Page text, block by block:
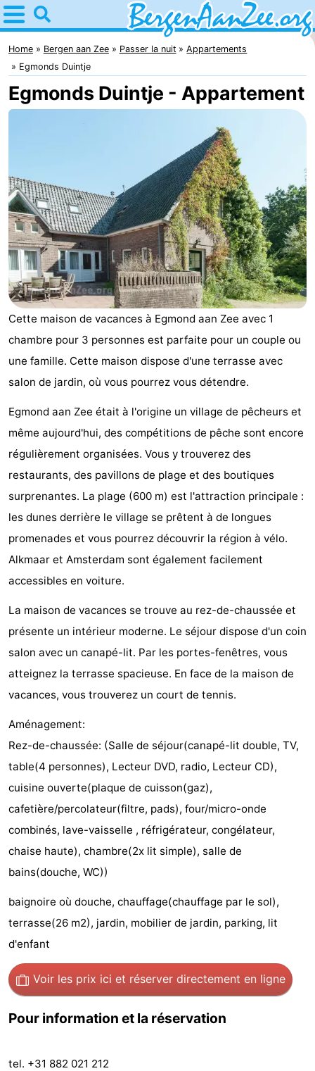
Home
Bergen
aan
Zee
Astuces
Avec
enfants
Dunes
de
Schoorl
Passer
la
nuit
Appartements
-
De
Graaf
van
-
Landgoed
Huize
Campings
Chambre
-
Buiten
Bergen
-
De
Woudhoeve
-
Duinpark
Egmond
-
Duynvallei
-
Koningshof
-
Kustpark
Egmond
aan
-
Molengroet
-
Schoorlse
-
Last
minutes
Plages
Voir
faire
d'intérêt
-
Musées
-
Églises
-
Points
vue
Attractions
Terrains
-
Home Bergen aan Zee Passer la nuit
Appartements
Egmonds Duintje
Egmonds Duintje - Appartement
Cette maison de vacances à Egmond aan Zee avec 1
chambre pour 3 personnes est parfaite pour un couple ou
une famille. Cette maison dispose d'une terrasse avec
salon de jardin, où vous pourrez vous détendre.
Egmond aan Zee était à l'origine un village de pêcheurs et
même aujourd'hui, des compétitions de pêche sont encore
régulièrement organisées. Vous y trouverez des
restaurants, des pavillons de plage et des boutiques
surprenantes. La plage (600 m) est l'attraction principale :
les dunes derrière le village se prêtent à de longues
promenades et vous pourrez découvrir la région à vélo.
Alkmaar et Amsterdam sont également facilement
accessibles en voiture.
La maison de vacances se trouve au rez-de-chaussée et
présente un intérieur moderne. Le séjour dispose d'un coin
salon avec un canapé-lit. Par les portes-fenêtres, vous
atteignez la terrasse spacieuse. En face de la maison de
vacances, vous trouverez un court de tennis.
Aménagement:
Rez-de-chaussée: (Salle de séjour(canapé-lit double, TV,
table(4 personnes), Lecteur DVD, radio, Lecteur CD),
cuisine ouverte(plaque de cuisson(gaz),
cafetière/percolateur(filtre, pads), four/micro-onde
combinés, lave-vaisselle , réfrigérateur, congélateur,
chaise haute), chambre(2x lit simple), salle de
bains(douche, WC))
baignoire où douche, chauffage(chauffage par le sol),
terrasse(26 m2), jardin, mobilier de jardin, parking, lit
d'enfant
Voir les prix ici et réserver directement en ligne
Pour information et la réservation
tel. +31 882 021 212